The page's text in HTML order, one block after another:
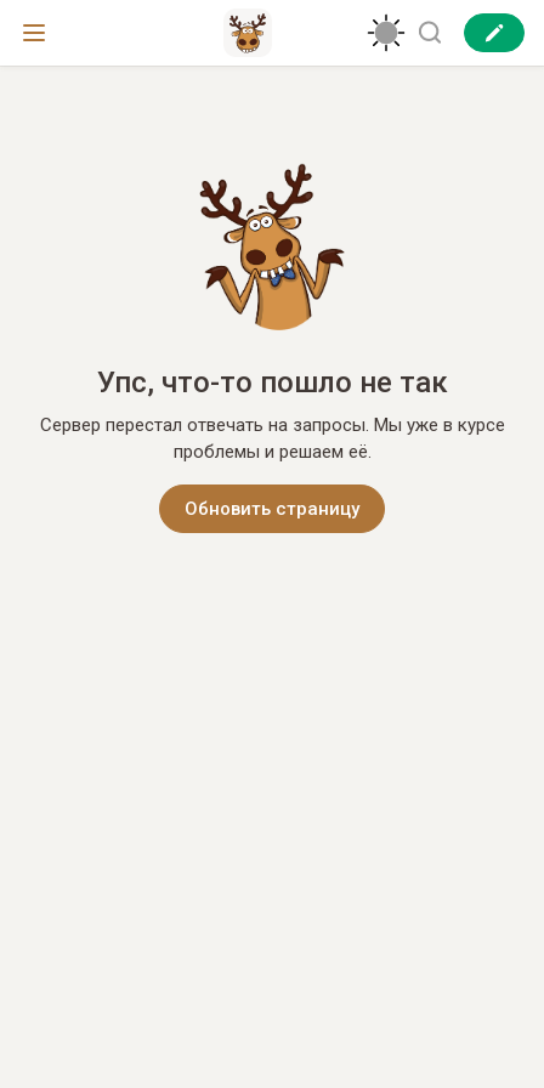
Упс, что-то пошло не так
Сервер перестал отвечать на запросы. Мы уже в курсе
проблемы и решаем её.
Обновить страницу